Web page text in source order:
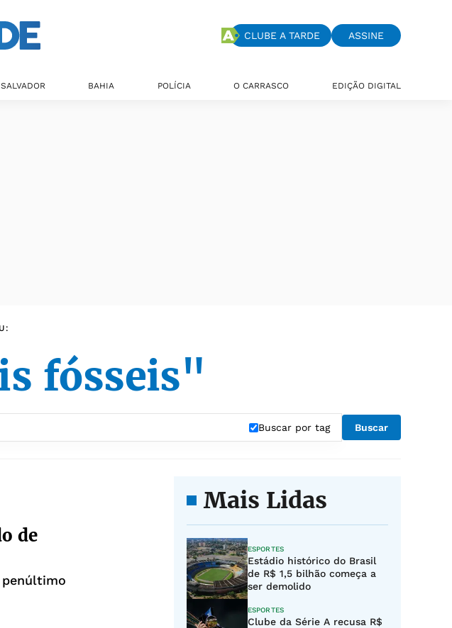
CLUBE A TARDE ASSINE
SALVADOR BAHIA POLÍCIA O CARRASCO EDIÇÃO DIGITAL
fósseis"
Buscar por tag Buscar
de
penúltimo
Mais Lidas
ESPORTES
Estádio histórico do Brasil
de R$ 1,5 bilhão começa a
ser demolido
ESPORTES
Clube da Série A recusa R$